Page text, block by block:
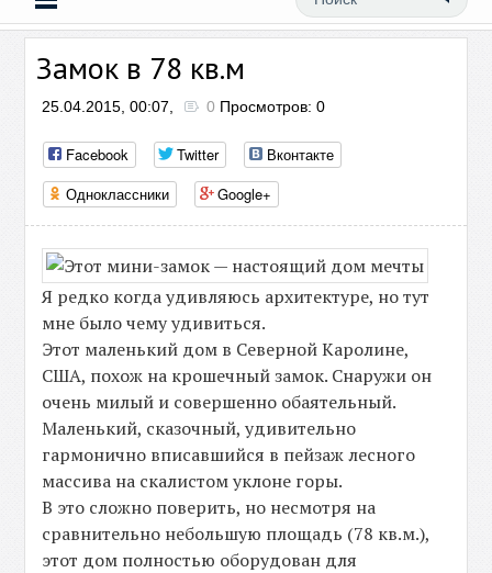
Замок в 78 кв.м
25.04.2015, 00:07, 0 Просмотров: 0
Facebook Twitter
Вконтакте
Одноклассники
Google+
Я редко когда удивляюсь архитектуре, но тут
мне было чему удивиться.
Этот маленький дом в Северной Каролине,
США, похож на крошечный замок. Снаружи он
очень милый и совершенно обаятельный.
Маленький, сказочный, удивительно
гармонично вписавшийся в пейзаж лесного
массива на скалистом уклоне горы.
В это сложно поверить, но несмотря на
сравнительно небольшую площадь (78 кв.м.),
этот дом полностью оборудован для